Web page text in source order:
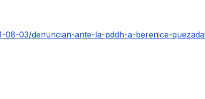
08-03/denuncian-ante-la-pddh-a-berenice-